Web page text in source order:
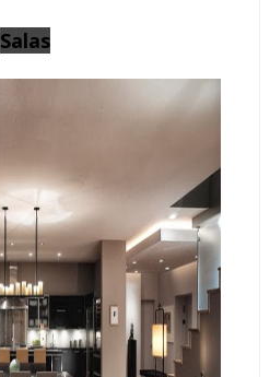
Salas